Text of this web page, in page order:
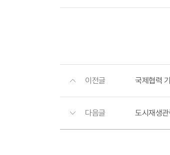
이전글 국제협력
다음글 도시재생